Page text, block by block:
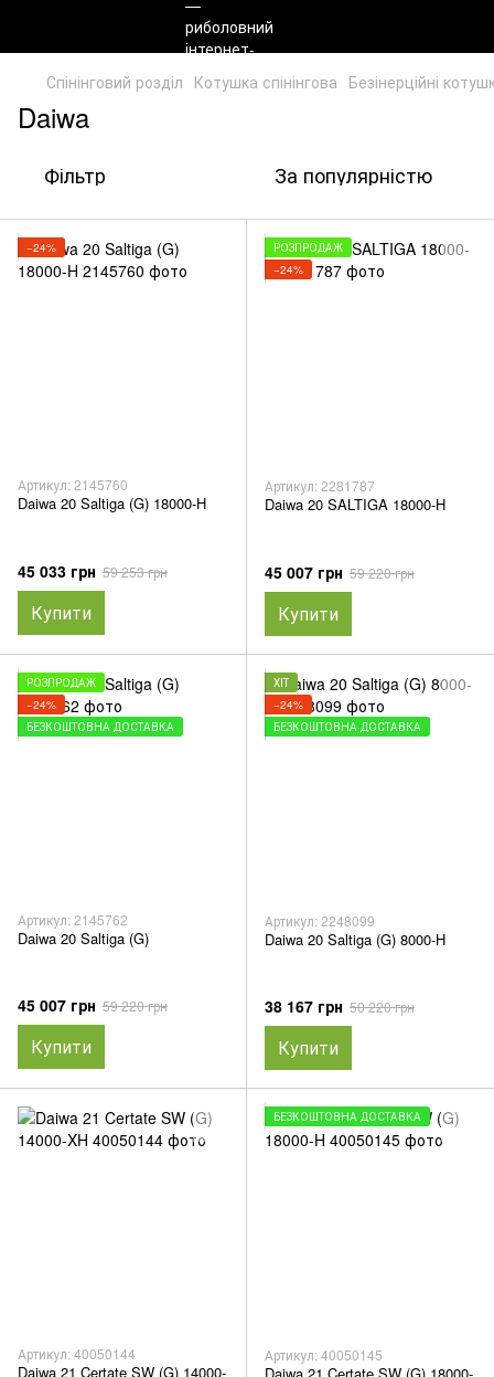
Спінінговий розділ Котушка спінінгова Безінерційні
Daiwa
Фільтр За популярністю
−24%
Артикул: 2145760
Daiwa 20 Saltiga (G) 18000-H
45 033 грн 59 253 грн
Купити
РОЗПРОДАЖ
−24%
Артикул: 2281787
Daiwa 20 SALTIGA 18000-H
45 007 грн 59 220 грн
Купити
РОЗПРОДАЖ
−24%
БЕЗКОШТОВНА ДОСТАВКА
Артикул: 2145762
Daiwa 20 Saltiga (G)
45 007 грн 59 220 грн
Купити
ХІТ
−24%
БЕЗКОШТОВНА ДОСТАВКА
Артикул: 2248099
Daiwa 20 Saltiga (G) 8000-H
38 167 грн 50 220 грн
Купити
Артикул: 40050144
Daiwa 21 Certate SW (G) 14000-
БЕЗКОШТОВНА ДОСТАВКА
Артикул: 40050145